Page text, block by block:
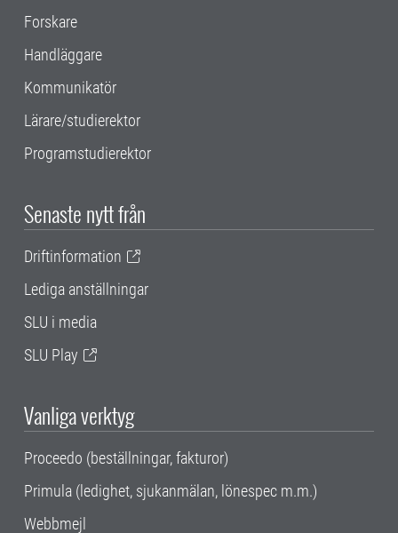
Forskare
Handläggare
Kommunikatör
Lärare/studierektor
Programstudierektor
Senaste nytt från
Driftinformation
Lediga anställningar
SLU i media
SLU Play
Vanliga verktyg
Proceedo (beställningar, fakturor)
Primula (ledighet, sjukanmälan, lönespec m.m.)
Webbmejl